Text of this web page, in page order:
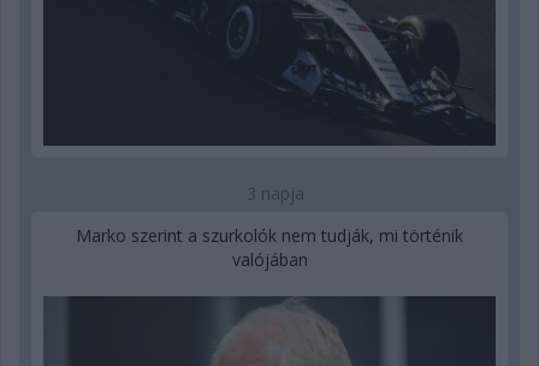
3 napja
Marko szerint a szurkolók nem tudják, mi történik
valójában